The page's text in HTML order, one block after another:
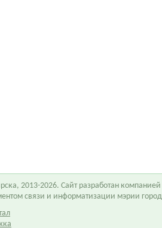
2013-2026. Сайт разработан компанией
связи и информатизации мэрии